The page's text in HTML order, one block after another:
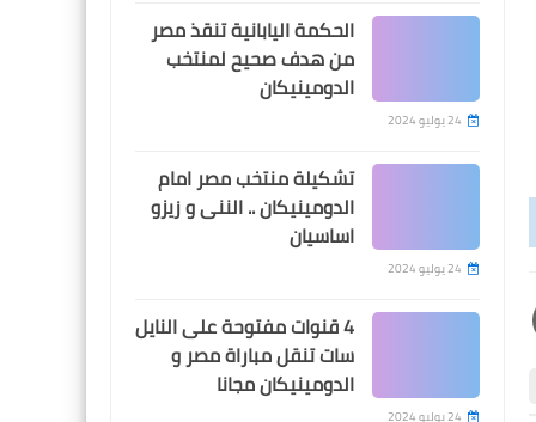
الحكمة اليابانية تنقذ مصر
من هدف صحيح لمنتخب
الدومينيكان
24 يوليو 2024
تشكيلة منتخب مصر امام
الدومينيكان .. الننى و زيزو
اساسيان
24 يوليو 2024
4 قنوات مفتوحة على النايل
سات تنقل مباراة مصر و
الدومينيكان مجانا
24 يوليو 2024
اهداف مباراة الاهلى و
الداخلية فى الدورى المصرى 4-
1
فى بيان رسمى .. الاهلى يعلن
دعمه للمنتخب الاوليمبى و
يكشف موعد انضمام لاعبيه